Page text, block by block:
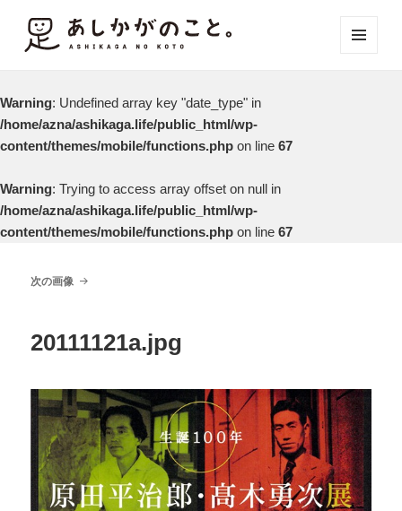
Warning: Undefined array key "date_type" in
/home/azna/ashikaga.life/public_html/wp-
content/themes/mobile/functions.php on line 67
Warning: Trying to access array offset on null in
/home/azna/ashikaga.life/public_html/wp-
content/themes/mobile/functions.php on line 67
次の画像
20111121a.jpg